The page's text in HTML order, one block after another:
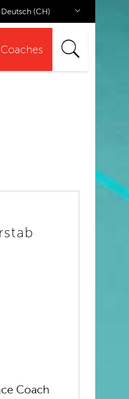
Deutsch (CH)
Coaches
Coach